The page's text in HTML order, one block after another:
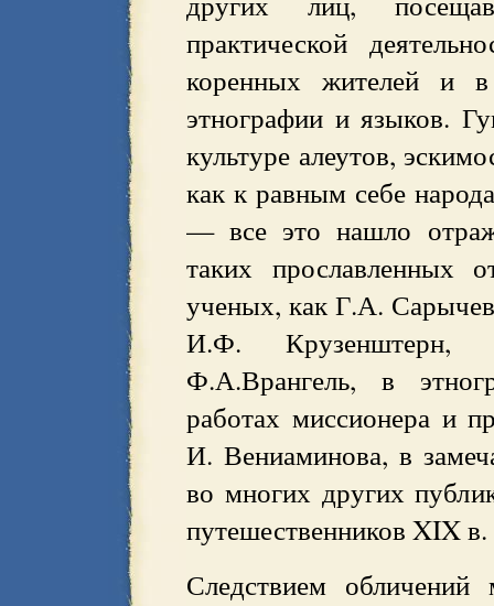
практической
коренных жителей и
этнографии и языков.
культуре алеутов,
как к равным себе
— все это нашло
таких прославленных
ученых, как Г.А.
И.Ф. Крузенштерн,
Ф.А.Врангель, в
работах миссионера и
И. Вениаминова, в
во многих других
путешественников XIX в.
Следствием обличений